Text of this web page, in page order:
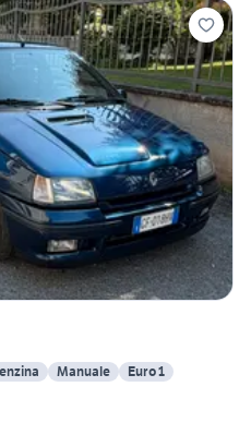
Manuale Euro 1